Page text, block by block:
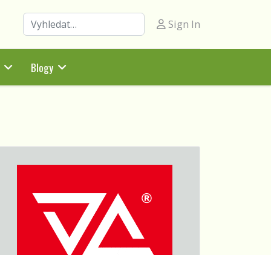
Hledat Sign In
Blogy